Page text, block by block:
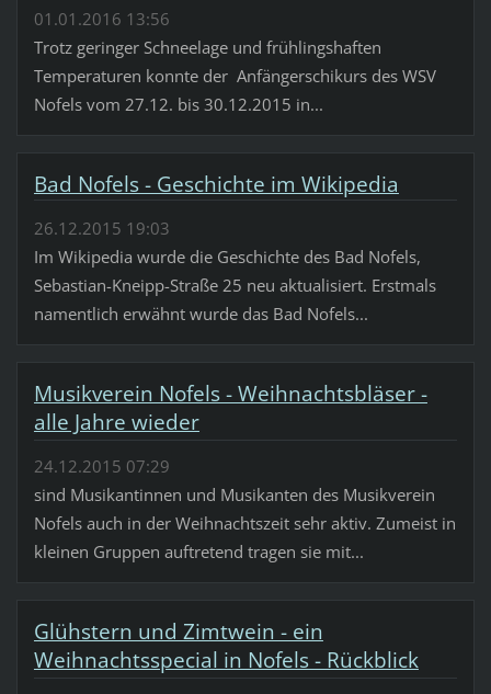
01.01.2016 13:56
Trotz geringer Schneelage und frühlingshaften
Temperaturen konnte der Anfängerschikurs des WSV
Nofels vom 27.12. bis 30.12.2015 in...
Bad Nofels - Geschichte im Wikipedia
26.12.2015 19:03
Im Wikipedia wurde die Geschichte des Bad Nofels,
Sebastian-Kneipp-Straße 25 neu aktualisiert. Erstmals
namentlich erwähnt wurde das Bad Nofels...
Musikverein Nofels - Weihnachtsbläser -
alle Jahre wieder
24.12.2015 07:29
sind Musikantinnen und Musikanten des Musikverein
Nofels auch in der Weihnachtszeit sehr aktiv. Zumeist in
kleinen Gruppen auftretend tragen sie mit...
Glühstern und Zimtwein - ein
Weihnachtsspecial in Nofels - Rückblick